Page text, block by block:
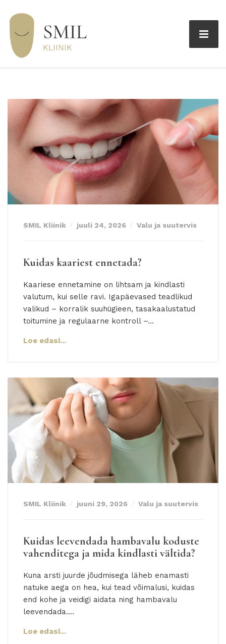
SMIL Kliinik juuli 24, 2026 Valu ja suutervis
Kuidas kaariest ennetada?
Kaariese ennetamine on lihtsam ja kindlasti
valutum, kui selle ravi. Igapäevased teadlikud
valikud – korralik suuhügieen, tasakaalustatud
toitumine ja regulaarne kontroll –…
Loe edasi...
SMIL Kliinik juuni 29, 2026 Valu ja suutervis
Kuidas leevendada hambavalu koduste
vahenditega ja mida kindlasti vältida?
Kuna arsti juurde jõudmisega läheb enamasti
natuke aega on hea, kui tead võimalusi, kuidas
end kohe ja veidigi aidata ning hambavalu
leevendada.…
Loe edasi...